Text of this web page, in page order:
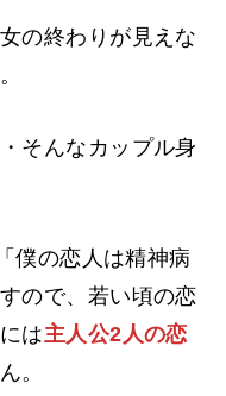
の終わりが見えな
そんなカップル身
僕の恋人は精神病
ので、若い頃の恋
は主人公2人の恋
。